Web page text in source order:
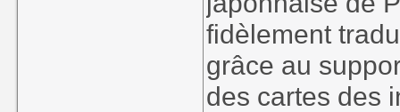
fidèlement
grâce au
des cartes des